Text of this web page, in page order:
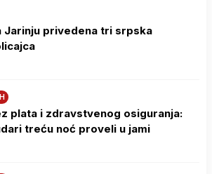
Јarinju privedena tri srpska
plata i zdravstvenog osiguranja:
treću noć proveli u jami